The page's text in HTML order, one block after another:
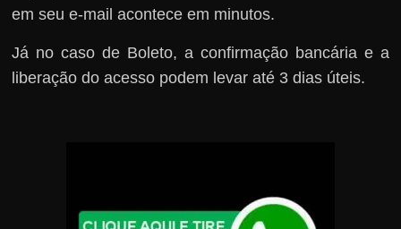
em seu e-mail acontece em minutos.
Já no caso de Boleto, a confirmação bancária e a
liberação do acesso podem levar até 3 dias úteis.